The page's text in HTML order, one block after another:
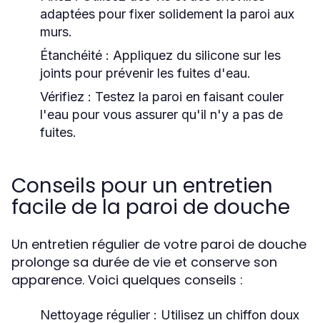
adaptées pour fixer solidement la paroi aux
murs.
Étanchéité : Appliquez du silicone sur les
joints pour prévenir les fuites d'eau.
Vérifiez : Testez la paroi en faisant couler
l'eau pour vous assurer qu'il n'y a pas de
fuites.
Conseils pour un entretien
facile de la paroi de douche
Un entretien régulier de votre paroi de douche
prolonge sa durée de vie et conserve son
apparence. Voici quelques conseils :
Nettoyage régulier : Utilisez un chiffon doux